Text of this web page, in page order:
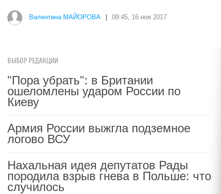
Валентина МАЙОРОВА 09:45, 16 ноя 2017
ВЫБОР РЕДАКЦИИ
"Пора убрать": в Британии
ошеломлены ударом России по
Киеву
Армия России выжгла подземное
логово ВСУ
Нахальная идея депутатов Рады
породила взрыв гнева в Польше: что
случилось